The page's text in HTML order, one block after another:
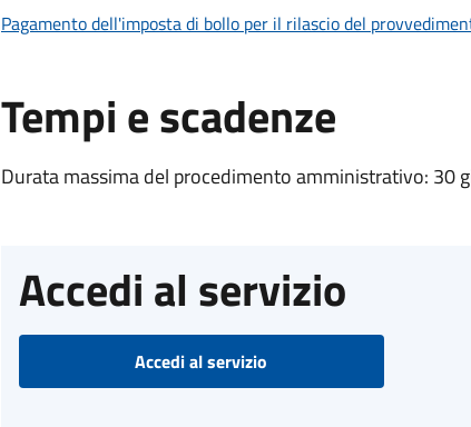
Pagamento dell'imposta di bollo per il rilascio del
Tempi e scadenze
Durata massima del procedimento amministrativo: 30
Accedi al servizio
Accedi al servizio